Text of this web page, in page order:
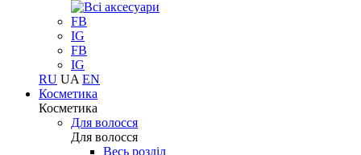
FB
IG
FB
IG
RU UA EN
Косметика
Косметика
Для волосся
Для волосся
Весь розділ